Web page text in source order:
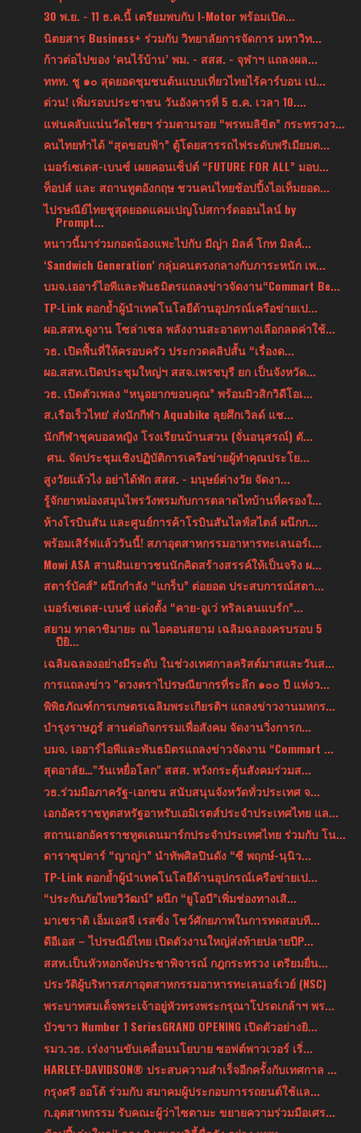
30 พ.ย. - 11 ธ.ค.นี้ เตรียมพบกับ I-Motor พร้อมเปิด...
นิตยสาร Business+ ร่วมกับ วิทยาลัยการจัดการ มหาวิท...
ก้าวต่อไปของ ‘คนไร้บ้าน’ พม. - สสส. - จุฬาฯ แถลงผล...
ททท. ชู ๑๐ สุดยอดชุมชนต้นแบบเที่ยวไทยไร้คาร์บอน เป...
ด่วน! เพิ่มรอบประชาชน วันอังคารที่ 5 ธ.ค. เวลา 10....
แฟนคลับแน่นวัดไชยฯ ร่วมตามรอย “พรหมลิขิต” กระทรวงว...
คนไทยทำได้ “สุดขอบฟ้า” ตู้โดยสารรถไฟระดับพรีเมียมต...
เมอร์เซเดส-เบนซ์ เผยคอนเซ็ปต์ “FUTURE FOR ALL” มอบ...
ท็อปส์ และ สถานทูตอังกฤษ ชวนคนไทยช้อปปิ้งไอเท็มยอด...
ไปรษณีย์ไทยชูสุดยอดแคมเปญโปสการ์ดออนไลน์ by
Prompt...
หนาวนี้มาร่วมกอดน้องแพะไปกับ มีญ่า มิลค์ โกท มิลค์...
‘Sandwich Generation’ กลุ่มคนตรงกลางกับภาระหนัก เพ...
บมจ.เออาร์ไอพีและพันธมิตรแถลงข่าวจัดงาน“Commart Be...
TP-Link ตอกย้ำผู้นำเทคโนโลยีด้านอุปกรณ์เครือข่ายเป...
ผอ.สสท.ดูงาน โซล่าเซล พลังงานสะอาดทางเลือกลดค่าใช้...
วธ. เปิดพื้นที่ให้ครอบครัว ประกวดคลิปสั้น “เรื่องด...
ผอ.สสท.เปิดประชุมใหญ่ฯ สสจ.เพรชบุรี ยก เป็นจังหวัด...
วธ. เปิดตัวเพลง “หนูอยากขอบคุณ” พร้อมมิวสิกวิดีโอเ...
ส.เรือเร็วไทย' ส่งนักกีฬา Aquabike ลุยศึกเวิลด์ แช...
นักกีฬาชุคบอลหญิง โรงเรียนบ้านสวน (จั่นอนุสรณ์) ตั...
ศน. จัดประชุมเชิงปฏิบัติการเครือข่ายผู้ทำคุณประโย...
สูงวัยแล้วไง อย่าได้พัก สสส. - มนุษย์ต่างวัย จัดงา...
รู้จักยาหม่องสมุนไพรวังพรมกับการตลาดไทบ้านที่ครองใ...
ห้างโรบินสัน และศูนย์การค้าโรบินสันไลฟ์สไตล์ ผนึกก...
พร้อมเสิร์ฟแล้ววันนี้! สภาอุตสาหกรรมอาหารทะเลนอร์เ...
Mowi ASA สานฝันเยาวชนนักคิดสร้างสรรค์ให้เป็นจริง ผ...
สตาร์บัคส์” ผนึกกำลัง “แกร็บ” ต่อยอด ประสบการณ์สตา...
เมอร์เซเดส-เบนซ์ แต่งตั้ง “คาย-อูเว่ ทริลเลนแบร์ก”...
สยาม ทาคาชิมายะ ณ ไอคอนสยาม เฉลิมฉลองครบรอบ 5
ปียิ...
เฉลิมฉลองอย่างมีระดับ ในช่วงเทศกาลคริสต์มาสและวันส...
การแถลงข่าว "ดวงตราไปรษณียากรที่ระลึก ๑๐๐ ปี แห่งว...
พิพิธภัณฑ์การเกษตรเฉลิมพระเกียรติฯ แถลงข่าวงานมหกร...
บำรุงราษฎร์ สานต่อกิจกรรมเพื่อสังคม จัดงานวิ่งการก...
บมจ. เออาร์ไอพีและพันธมิตรแถลงข่าวจัดงาน “Commart ...
สุดอาลัย…"วันเหยื่อโลก" สสส. หวังกระตุ้นสังคมร่วมส...
วธ.ร่วมมือภาครัฐ-เอกชน สนับสนุนจังหวัดทั่วประเทศ จ...
เอกอัครราชทูตสหรัฐอาหรับเอมิเรตส์ประจำประเทศไทย แล...
สถานเอกอัครราชทูตเดนมาร์กประจำประเทศไทย ร่วมกับ โน...
ดาราซุปตาร์ “ญาญ่า” นำทัพศิลปินดัง “ซี พฤกษ์-นุนิว...
TP-Link ตอกย้ำผู้นำเทคโนโลยีด้านอุปกรณ์เครือข่ายเป...
“ประกันภัยไทยวิวัฒน์” ผนึก “ยูโอบี”เพิ่มช่องทางเสิ...
มาเซราติ เอ็มเอสจี เรสซิ่ง โชว์ศักยภาพในการทดสอบที...
ดีอีเอส – ไปรษณีย์ไทย เปิดตัวงานใหญ่ส่งท้ายปลายปีP...
สสท.เป็นหัวหอกจัดประชาพิจารณ์ กฎกระทรวง เตรียมยื่น...
ประวัติผู้บริหารสภาอุตสาหกรรมอาหารทะเลนอร์เวย์ (NSC)
พระบาทสมเด็จพระเจ้าอยู่หัวทรงพระกรุณาโปรดเกล้าฯ พร...
บัวขาว Number 1 SeriesGRAND OPENING เปิดตัวอย่างยิ...
รมว.วธ. เร่งงานขับเคลื่อนนโยบาย ซอฟต์พาวเวอร์ เริ่...
HARLEY-DAVIDSON® ประสบความสำเร็จอีกครั้งกับเทศกาล ...
กรุงศรี ออโต้ ร่วมกับ สมาคมผู้ประกอบการรถยนต์ใช้แล...
ก.อุตสาหกรรม รับคณะผู้ว่าไซตามะ ขยายความร่วมมือเศร...